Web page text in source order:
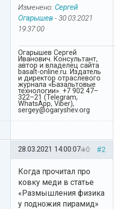
Изменено: Сергей
Огарышев - 30.03.2021
19:37:00
Огарышев Сергей
Иванович. Консультант,
автор и владелец сайта
basalt-online.ru. Издатель
и директор отраслевого
журнала «Базальтовые
технологии». +7 902 47–
322–21 (Telegram,
WhatsApp, Viber),
sergey@ogaryshev.org
#2
0
28.03.2021 14:00:07
Когда прочитал про
ковку меди в статье
«Размышления физика
у подножия пирамид»